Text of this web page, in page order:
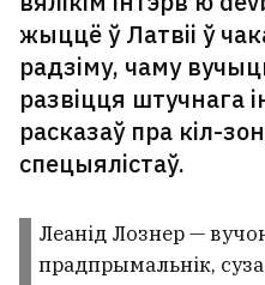
жыццё ў Латвіі ў
радзіму, чаму
развіцця штучнага
расказаў пра кіл-
спецыялістаў.
Леанід Лознер —
прадпрымальнік,